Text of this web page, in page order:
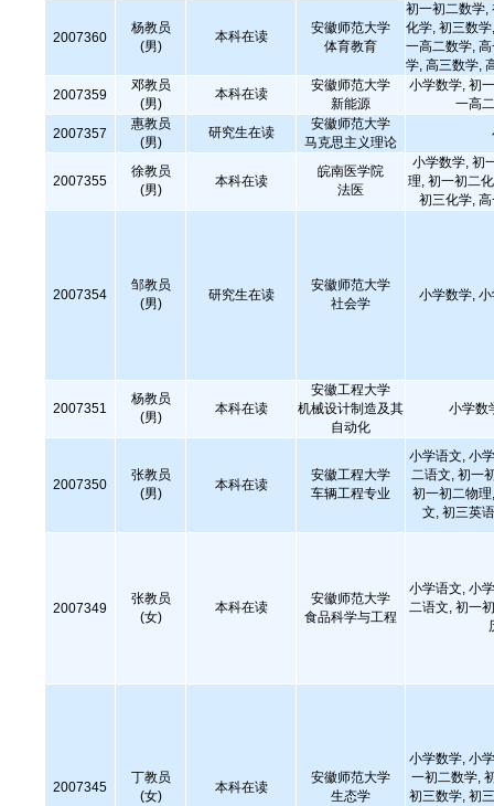
2007360
杨教员
(男)
本科在读
安徽师范大学
体育教育
初一初二数学,
化学, 初三数
一高二数学,
学, 高三数学,
2007359
邓教员
(男)
本科在读
安徽师范大学
新能源
小学数学, 初
一高
2007357
惠教员
(男)
研究生在读
安徽师范大学
马克思主义理论
2007355
徐教员
(男)
本科在读
皖南医学院
法医
小学数学, 初
理, 初一初二
初三化学,
2007354
邹教员
(男)
研究生在读
安徽师范大学
社会学
小学数学,
2007351
杨教员
(男)
本科在读
安徽工程大学
机械设计制造及其
自动化
小学数
2007350
张教员
(男)
本科在读
安徽工程大学
车辆工程专业
小学语文, 小
二语文, 初一
初一初二物
文, 初三英
2007349
张教员
(女)
本科在读
安徽师范大学
食品科学与工程
小学语文, 小
二语文, 初一
2007345
丁教员
(女)
本科在读
安徽师范大学
生态学
小学数学, 小
一初二数学,
初三数学, 初